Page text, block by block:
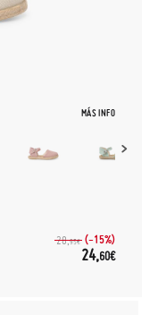
MÁS INFO
28,95€ (-15%)
24,60€